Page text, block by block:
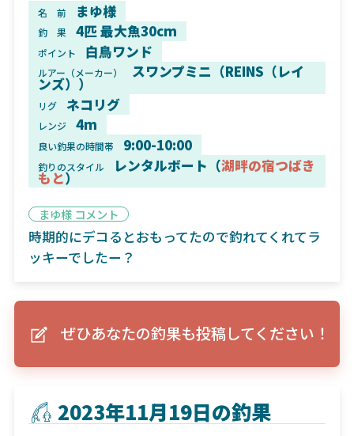
名 前 まゆ様
釣 果 4匹 最大魚30cm
ポイント 白鳥ワンド
ルアー（メーカー） スワンプミニ（REINS（レイ
ンズ））
リグ ネコリグ
レンジ 4m
良い釣果の時間帯 9:00-10:00
釣りのスタイル レンタルボート（湖畔の宿つばき
もと）
まゆ様 コメント
時期的にデコるとおもってたので釣れてくれてラ
ッキーでしたー？
ぜひあなたの釣果も投稿してください！
2023年11月19日の釣果